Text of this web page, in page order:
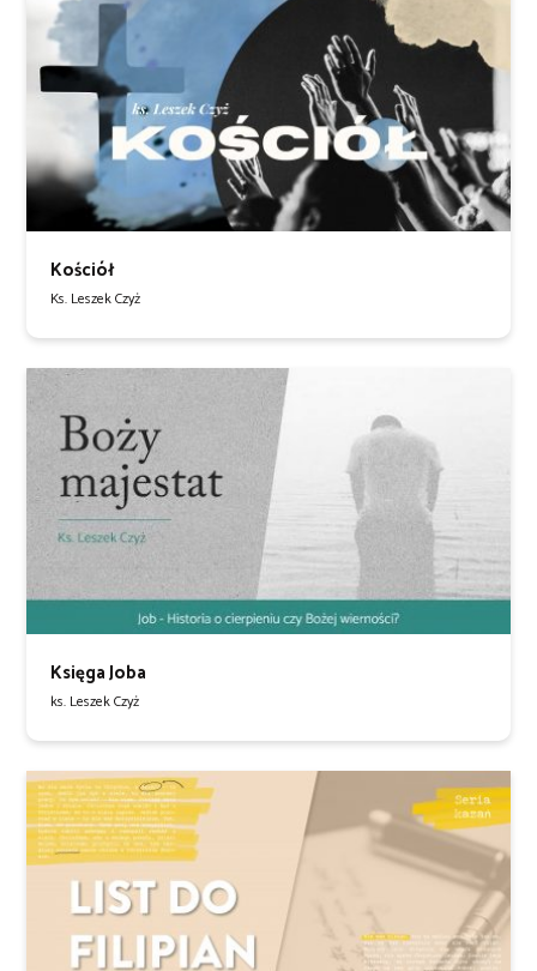
Kościół
Ks. Leszek Czyż
Księga Joba
ks. Leszek Czyż